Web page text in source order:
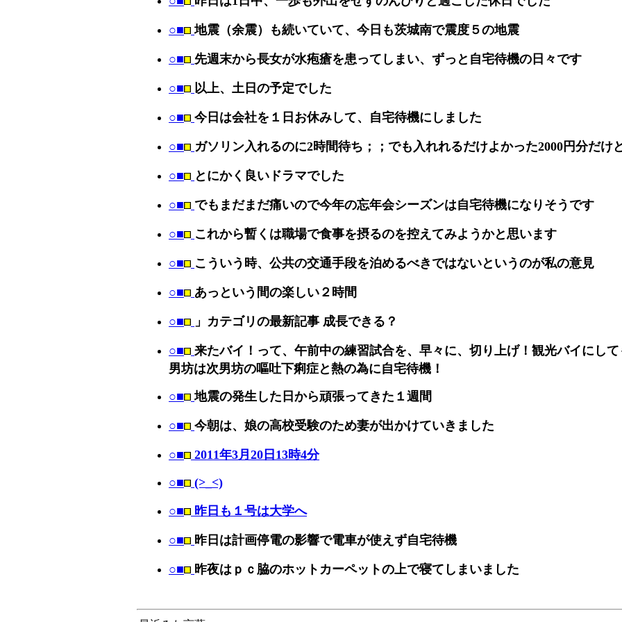
○■ 地震（余震）も続いていて、今日も茨城南で震度５の地震
○■ 先週末から長女が水疱瘡を患ってしまい、ずっと自宅待機の日々です
○■ 以上、土日の予定でした
○■ 今日は会社を１日お休みして、自宅待機にしました
○■ ガソリン入れるのに2時間待ち；；でも入れれるだけよかった2000円分だけ
○■ とにかく良いドラマでした
○■ でもまだまだ痛いので今年の忘年会シーズンは自宅待機になりそうです
○■ これから暫くは職場で食事を摂るのを控えてみようかと思います
○■ こういう時、公共の交通手段を泊めるべきではないというのが私の意見
○■ あっという間の楽しい２時間
○■ 」カテゴリの最新記事 成長できる？
○■ 来たバイ！って、午前中の練習試合を、早々に、切り上げ！観光バイにし
男坊は次男坊の嘔吐下痢症と熱の為に自宅待機！
○■ 地震の発生した日から頑張ってきた１週間
○■ 今朝は、娘の高校受験のため妻が出かけていきました
○■
2011年3月20日13時4分
○■
(>_<)
○■ 昨日も１号は大学へ
○■ 昨日は計画停電の影響で電車が使えず自宅待機
○■ 昨夜はｐｃ脇のホットカーペットの上で寝てしまいました